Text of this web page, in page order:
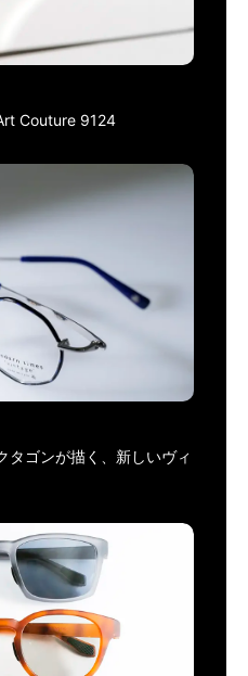
Couture 9124
タゴンが描く、新しいヴィ